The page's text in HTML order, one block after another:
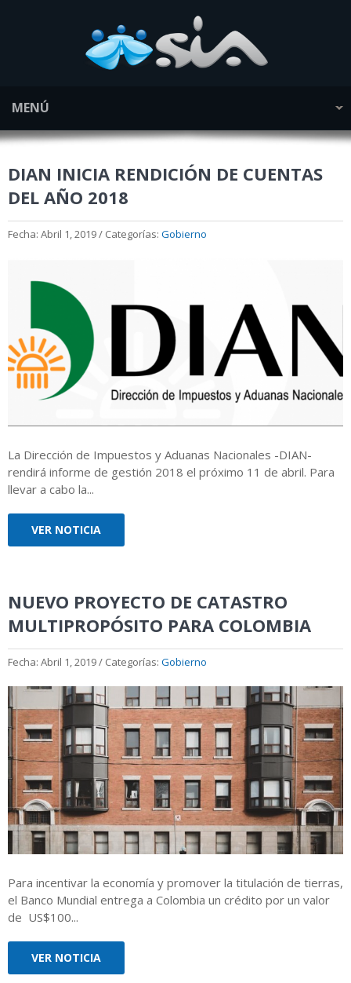
MENÚ
DIAN INICIA RENDICIÓN DE CUENTAS
DEL AÑO 2018
Fecha: Abril 1, 2019 / Categorías: Gobierno
La Dirección de Impuestos y Aduanas Nacionales -DIAN-
rendirá informe de gestión 2018 el próximo 11 de abril. Para
llevar a cabo la...
VER NOTICIA
NUEVO PROYECTO DE CATASTRO
MULTIPROPÓSITO PARA COLOMBIA
Fecha: Abril 1, 2019 / Categorías: Gobierno
Para incentivar la economía y promover la titulación de tierras,
el Banco Mundial entrega a Colombia un crédito por un valor
de US$100...
VER NOTICIA